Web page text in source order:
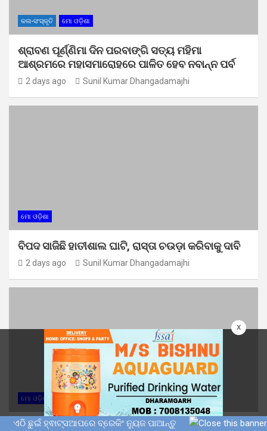
x
କଳା-ସଂସ୍କୃତି ମୋ ଓଡ଼ିଶା
ଶ୍ରାବଣ ପୂର୍ଣ୍ଣିମା ଦିନ ପରବାଙ୍ଗି ସତ୍ୟ ମହିମା
ଆଶ୍ରମରେ ମହାସମାରୋହରେ ପାଳିତ ହେବ ନବାନ୍ନ ପର୍ବ
2 days ago Sunil Kumar Dhangadamajhi
ମୋ ଓଡ଼ିଶା
ବିପଦ ସାଜିଛି ହାତୀଶାଲ ଘାଟି, ରାସ୍ତା ଚଉଡ଼ା କରିବାକୁ ଦାବି
2 days ago Sunil Kumar Dhangadamajhi
ମୋ ଓଡ଼ିଶା
ଉପମୁଖ୍ୟମନ୍ତ୍ରୀ ପ୍ରଭାତୀ ପରିଡାଙ୍କ ବାଲେଶ୍ୱର
ଏଠି ଛୁଇଁ ହ୍ଵାଟ୍ସଆପରେ ବ୍ରେକିଂ ନ୍ୟୁଜ ପାଆନ୍ତୁ